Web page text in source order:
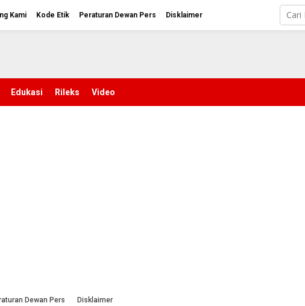
Kami Kode Etik Peraturan Dewan Pers Disklaimer
Edukasi Rileks Video
Dewan Pers Disklaimer